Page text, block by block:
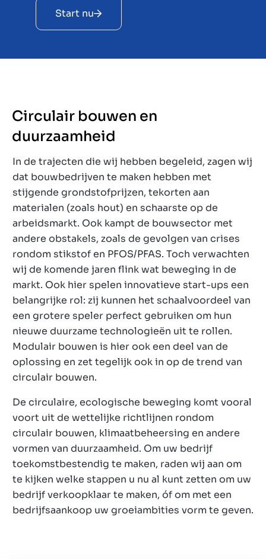
Start nu
Circulair bouwen en
duurzaamheid
In de trajecten die wij hebben begeleid, zagen wij
dat bouwbedrijven te maken hebben met
stijgende grondstofprijzen, tekorten aan
materialen (zoals hout) en schaarste op de
arbeidsmarkt. Ook kampt de bouwsector met
andere obstakels, zoals de gevolgen van crises
rondom stikstof en PFOS/PFAS. Toch verwachten
wij de komende jaren flink wat beweging in de
markt. Ook hier spelen innovatieve start-ups een
belangrijke rol: zij kunnen het schaalvoordeel van
een grotere speler perfect gebruiken om hun
nieuwe duurzame technologieën uit te rollen.
Modulair bouwen is hier ook een deel van de
oplossing en zet tegelijk ook in op de trend van
circulair bouwen.
De circulaire, ecologische beweging komt vooral
voort uit de wettelijke richtlijnen rondom
circulair bouwen, klimaatbeheersing en andere
vormen van duurzaamheid. Om uw bedrijf
toekomstbestendig te maken, raden wij aan om
te kijken welke stappen u nu al kunt zetten om uw
bedrijf verkoopklaar te maken, óf om met een
bedrijfsaankoop uw groeiambities vorm te geven.